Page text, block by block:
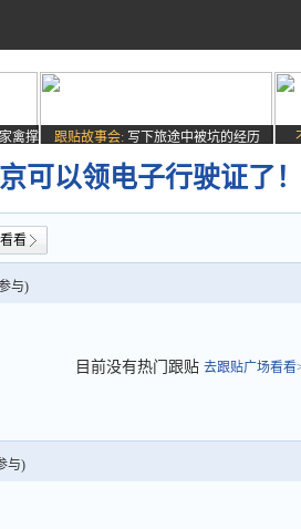
禽撑
跟贴故事会: 写下旅途中被坑的经历
可以领电子行驶证了
看
与)
目前没有热门跟贴 去跟贴广场看看
与)